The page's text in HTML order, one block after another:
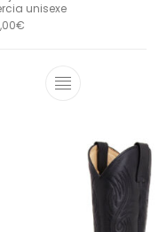
à 349,00€
variations.
unisexe
€
Ce produit a